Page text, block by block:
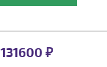
131600 ₽